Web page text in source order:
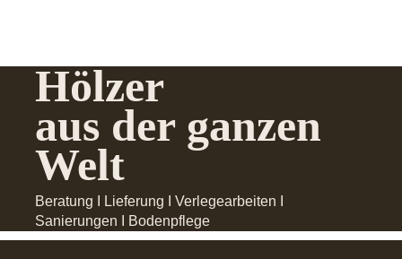
Hölzer
aus der ganzen
Welt
Beratung I Lieferung I Verlegearbeiten I
Sanierungen I Bodenpflege